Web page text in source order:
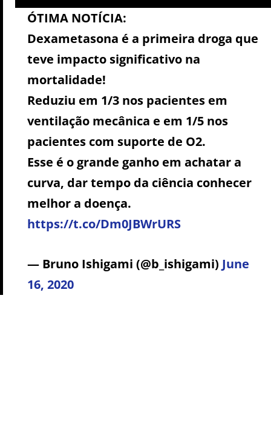
ÓTIMA NOTÍCIA:
Dexametasona é a primeira droga que
teve impacto significativo na
mortalidade!
Reduziu em 1/3 nos pacientes em
ventilação mecânica e em 1/5 nos
pacientes com suporte de O2.
Esse é o grande ganho em achatar a
curva, dar tempo da ciência conhecer
melhor a doença.
https://t.co/Dm0JBWrURS
— Bruno Ishigami (@b_ishigami) June
16, 2020